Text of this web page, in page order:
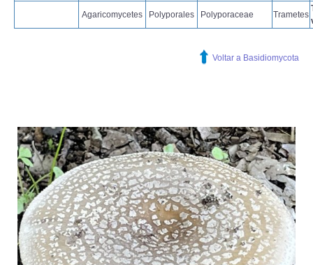
ACERCA DE
Agaricomycetes Polyporales Polyporaceae Trametes
Voltar a Basidiomycota